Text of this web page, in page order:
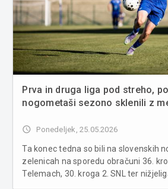
Prva in druga liga pod streho,
nogometaši sezono sklenili z
access_time Ponedeljek, 25.05.2026
Ta konec tedna so bili na slovenskih
zelenicah na sporedu obračuni 36.
Telemach, 30. kroga 2. SNL ter